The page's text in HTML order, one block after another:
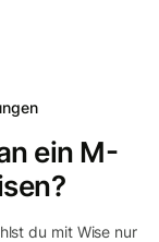
ein M-
du mit Wise nur